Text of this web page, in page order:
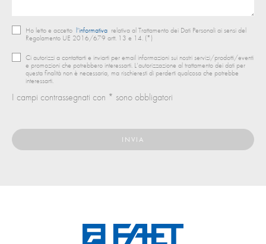
Ho letto e accetto l’informativa relativa al Trattamento dei Dati Personali ai sensi del
Regolamento UE 2016/679 artt. 13 e 14. (*)
Ci autorizzi a contattarti e inviarti per email informazioni sui nostri servizi/prodotti/eventi
e promozioni che potrebbero interessarti. L’autorizzazione al trattamento dei dati per
questa finalità non è necessaria, ma rischieresti di perderti qualcosa che potrebbe
interessarti.
I campi contrassegnati con * sono obbligatori